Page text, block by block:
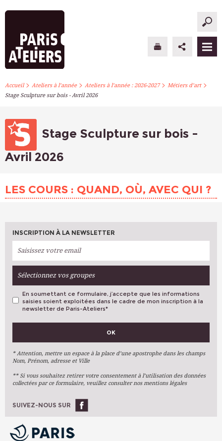
PARIS ATELIERS
ATELIERS À L’ANNÉE
S’INSCRIRE
Accueil> Ateliers à l’année> Ateliers à l’année : 2026-2027> Métiers d’art>
Stage Sculpture sur bois - Avril 2026
Stage Sculpture sur bois -
Avril 2026
LES COURS : QUAND, OÙ, AVEC QUI ?
INSCRIPTION À LA NEWSLETTER
Sélectionnez vos groupes
VOS PRÉFÉRENCES
Arts Plastiques
Arts Du Texte
Arts Numériques
Ateliers À L'année
En soumettant ce formulaire, j’accepte que les informations
saisies soient exploitées dans le cadre de mon inscription à la
newsletter de Paris-Ateliers*
OK
* Attention, mettre un espace à la place d’une apostrophe dans les champs
Nom, Prénom, adresse et Ville
** Si vous souhaitez retirer votre consentement à l’utilisation des données
collectées par ce formulaire, veuillez consulter nos mentions légales
SUIVEZ-NOUS SUR